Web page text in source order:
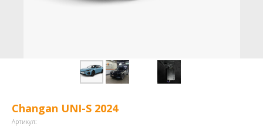
Changan UNI-S 2024
Артикул: